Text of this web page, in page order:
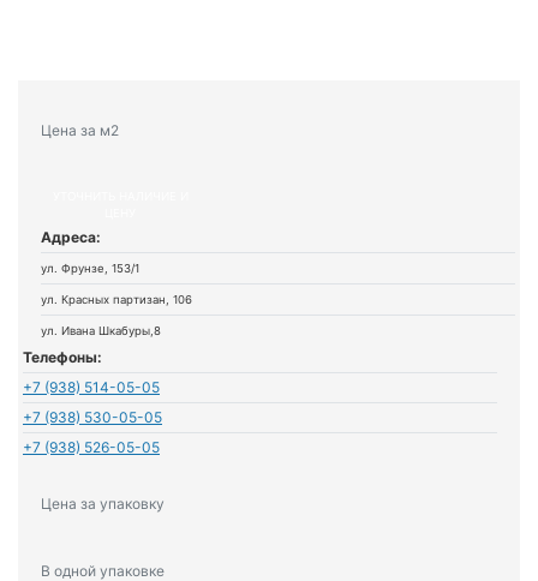
Цена за м2
Адреса:
ул. Фрунзе, 153/1
ул. Красных партизан, 106
ул. Ивана Шкабуры,8
Телефоны:
+7 (938) 514-05-05
+7 (938) 530-05-05
+7 (938) 526-05-05
Цена за упаковку
В одной упаковке